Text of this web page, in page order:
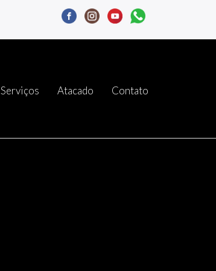
Serviços Atacado Contato